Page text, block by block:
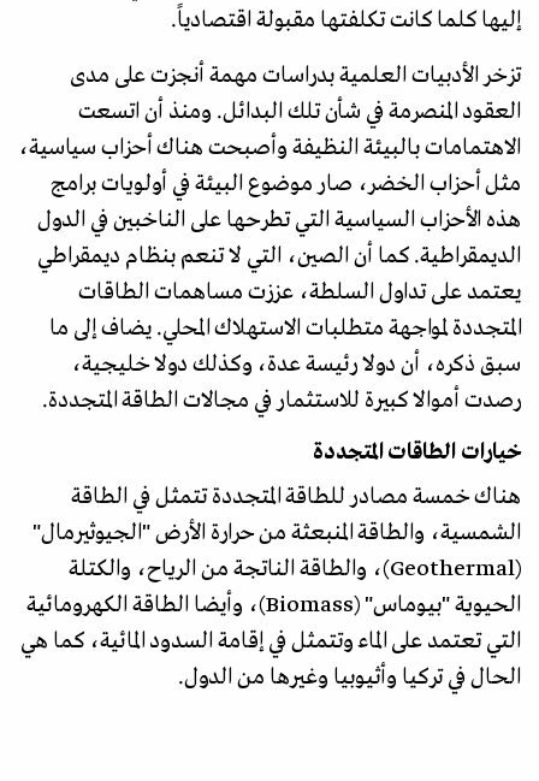
إليها كلما كانت تكلفتها مقبولة اقتصادياً.
تزخر الأدبيات العلمية بدراسات مهمة أنجزت على مدى
العقود المنصرمة في شأن تلك البدائل. ومنذ أن اتسعت
الاهتمامات بالبيئة النظيفة وأصبحت هناك أحزاب سياسية،
مثل أحزاب الخضر، صار موضوع البيئة في أولويات برامج
هذه الأحزاب السياسية التي تطرحها على الناخبين في الدول
الديمقراطية. كما أن الصين، التي لا تنعم بنظام ديمقراطي
يعتمد على تداول السلطة، عززت مساهمات الطاقات
المتجددة لمواجهة متطلبات الاستهلاك المحلي. يضاف إلى ما
سبق ذكره، أن دولا رئيسة عدة، وكذلك دولا خليجية،
رصدت أموالا كبيرة للاستثمار في مجالات الطاقة المتجددة.
خيارات الطاقات المتجددة
هناك خمسة مصادر للطاقة المتجددة تتمثل في الطاقة
الشمسية، والطاقة المنبعثة من حرارة الأرض "الجيوثيرمال"
(Geothermal)، والطاقة الناتجة من الرياح، والكتلة
الحيوية "بيوماس" (Biomass)، وأيضا الطاقة الكهرومائية
التي تعتمد على الماء وتتمثل في إقامة السدود المائية، كما هي
الحال في تركيا وأثيوبيا وغيرها من الدول.